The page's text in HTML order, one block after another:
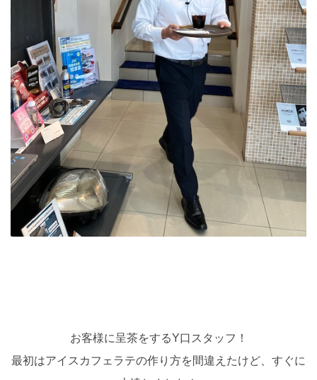
お客様に呈茶をするY口スタッフ！
最初はアイスカフェラテの作り方を間違えたけど、すぐに